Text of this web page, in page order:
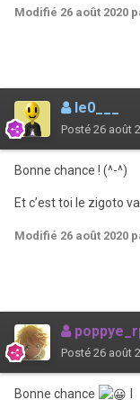
Modifié 26 août 2020
le0___
Posté 26 août
Bonne chance ! (^-^)
Et c’est toi le zigoto
Modifié 26 août 2020
Posté 26 août
Bonne chance